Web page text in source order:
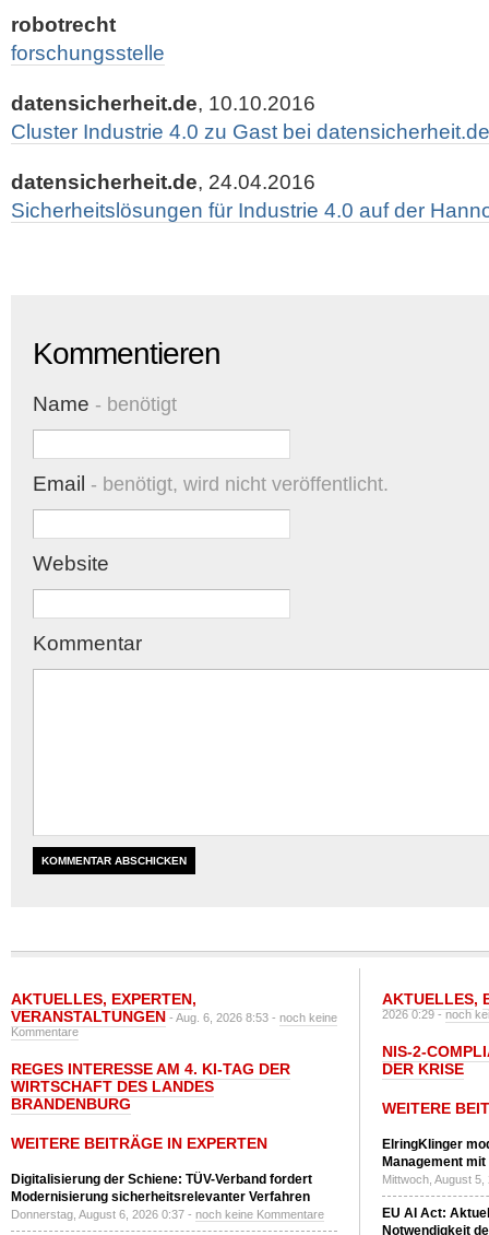
robotrecht
forschungsstelle
datensicherheit.de, 10.10.2016
Cluster Industrie 4.0 zu Gast bei
datensicherheit.de, 24.04.2016
Sicherheitslösungen für Industrie 4.0 auf der
Kommentieren
Name - benötigt
Email - benötigt, wird nicht veröffentlicht.
Website
Kommentar
AKTUELLES, EXPERTEN,
VERANSTALTUNGEN - Aug. 6, 2026 8:53 - noch keine
Kommentare
REGES INTERESSE AM 4. KI-TAG DER
WIRTSCHAFT DES LANDES
BRANDENBURG
WEITERE BEITRÄGE IN EXPERTEN
Digitalisierung der Schiene: TÜV-Verband fordert
Modernisierung sicherheitsrelevanter Verfahren
Donnerstag, August 6, 2026 0:37 - noch keine Kommentare
AKTUELLES,
2026 0:29 -noch
NIS-2-
DER KRISE
WEITERE
ElringKlinger
Management
Mittwoch, August
EU AI Act:
Notwendigkeit